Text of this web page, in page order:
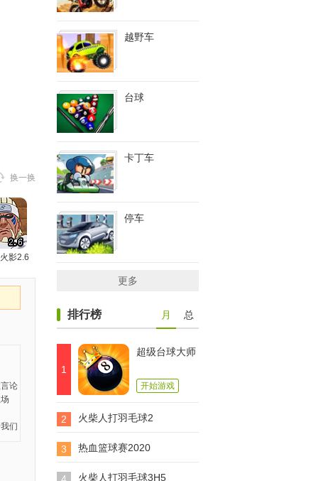
换一换
影2.6
越野车
台球
卡丁车
停车
更多
排行榜 月 总
1
超级台球大师
开始游戏
2 火柴人打羽毛球2
3 热血篮球赛2020
火柴人打羽毛球3H5